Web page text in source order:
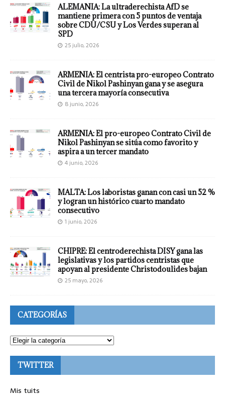
ALEMANIA: La ultraderechista AfD se
mantiene primera con 5 puntos de ventaja
sobre CDU/CSU y Los Verdes superan al
SPD
25 julio, 2026
ARMENIA: El centrista pro-europeo Contrato
Civil de Nikol Pashinyan gana y se asegura
una tercera mayoría consecutiva
8 junio, 2026
ARMENIA: El pro-europeo Contrato Civil de
Nikol Pashinyan se sitúa como favorito y
aspira a un tercer mandato
4 junio, 2026
MALTA: Los laboristas ganan con casi un 52 %
y logran un histórico cuarto mandato
consecutivo
1 junio, 2026
CHIPRE: El centroderechista DISY gana las
legislativas y los partidos centristas que
apoyan al presidente Christodoulides bajan
25 mayo, 2026
CATEGORÍAS
TWITTER
Mis tuits